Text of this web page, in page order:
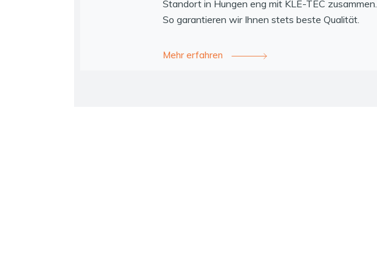
Standort in Hungen eng mit KLE-TEC zusammen.
So garantieren wir Ihnen stets beste Qualität.
Mehr erfahren